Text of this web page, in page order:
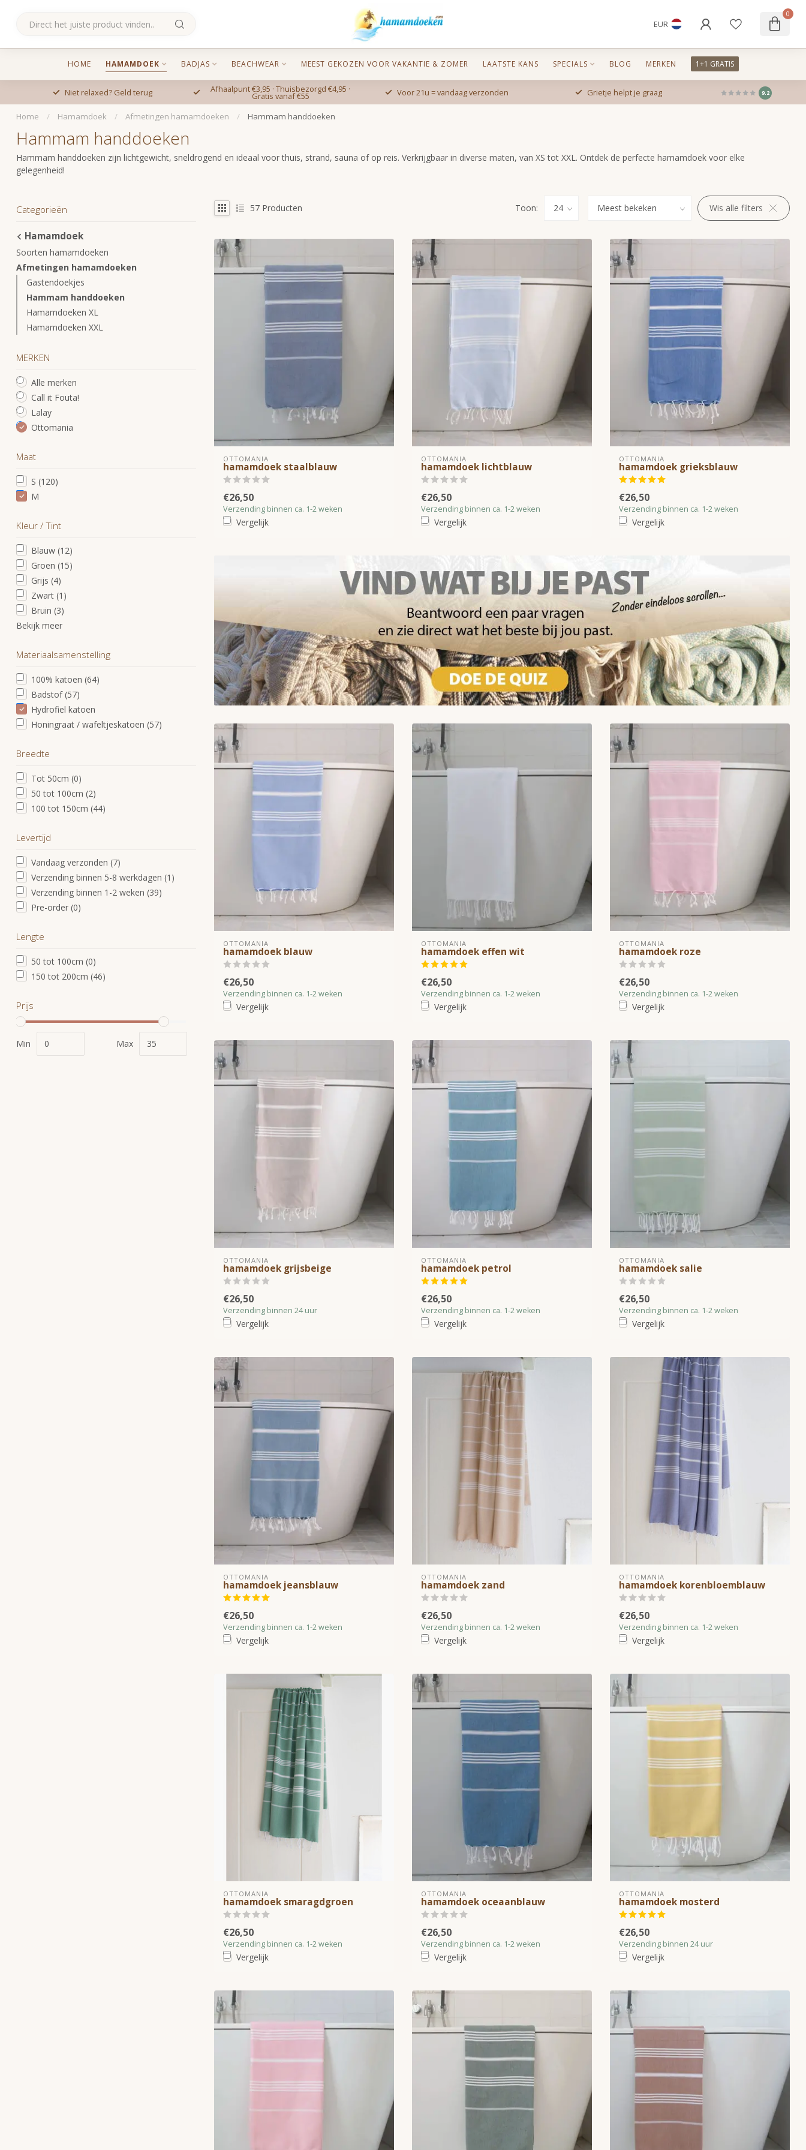
EUR
0
HOME HAMAMDOEK BADJAS BEACHWEAR MEEST GEKOZEN VOOR VAKANTIE & ZOMER LAATSTE KANS SPECIALS BLOG MERKEN 1+1 GRATIS
Niet relaxed? Geld terug Afhaalpunt €3,95 · Thuisbezorgd €4,95 ·
Gratis vanaf €55 Voor 21u = vandaag verzonden Grietje helpt je graag 9.2
Home / Hamamdoek / Afmetingen hamamdoeken / Hammam handdoeken
Hammam handdoeken
Hammam handdoeken zijn lichtgewicht, sneldrogend en ideaal voor thuis, strand, sauna of op reis. Verkrijgbaar in diverse maten, van XS tot XXL. Ontdek de perfecte hamamdoek voor elke
gelegenheid!
Categorieën
Hamamdoek
Soorten hamamdoeken
Afmetingen hamamdoeken
Gastendoekjes
Hammam handdoeken
Hamamdoeken XL
Hamamdoeken XXL
MERKEN
Alle merken
Call it Fouta!
Lalay
Ottomania
Maat
S (120)
M
Kleur / Tint
Blauw (12)
Groen (15)
Grijs (4)
Zwart (1)
Bruin (3)
Bekijk meer
Materiaalsamenstelling
100% katoen (64)
Badstof(57)
Hydrofiel katoen
Honingraat / wafeltjeskatoen (57)
Breedte
Tot 50cm (0)
50 tot 100cm (2)
100 tot 150cm (44)
Levertijd
Vandaag verzonden (7)
Verzending binnen 5-8 werkdagen (1)
Verzending binnen 1-2 weken (39)
Pre-order (0)
Lengte
50 tot 100cm (0)
150 tot 200cm (46)
Prijs
Min Max
57 Producten Toon: Wis alle filters
OTTOMANIA
hamamdoek staalblauw
€26,50
Verzending binnen ca. 1-2 weken
Vergelijk
OTTOMANIA
hamamdoek lichtblauw
€26,50
Verzending binnen ca. 1-2 weken
Vergelijk
OTTOMANIA
hamamdoek grieksblauw
€26,50
Verzending binnen ca. 1-2 weken
Vergelijk
OTTOMANIA
hamamdoek blauw
€26,50
Verzending binnen ca. 1-2 weken
Vergelijk
OTTOMANIA
hamamdoek effen wit
€26,50
Verzending binnen ca. 1-2 weken
Vergelijk
OTTOMANIA
hamamdoek roze
€26,50
Verzending binnen ca. 1-2 weken
Vergelijk
OTTOMANIA
hamamdoek grijsbeige
€26,50
Verzending binnen 24 uur
Vergelijk
OTTOMANIA
hamamdoek petrol
€26,50
Verzending binnen ca. 1-2 weken
Vergelijk
OTTOMANIA
hamamdoek salie
€26,50
Verzending binnen ca. 1-2 weken
Vergelijk
OTTOMANIA
hamamdoek jeansblauw
€26,50
Verzending binnen ca. 1-2 weken
Vergelijk
OTTOMANIA
hamamdoek zand
€26,50
Verzending binnen ca. 1-2 weken
Vergelijk
OTTOMANIA
hamamdoek korenbloemblauw
€26,50
Verzending binnen ca. 1-2 weken
Vergelijk
OTTOMANIA
hamamdoek smaragdgroen
€26,50
Verzending binnen ca. 1-2 weken
Vergelijk
OTTOMANIA
hamamdoek oceaanblauw
€26,50
Verzending binnen ca. 1-2 weken
Vergelijk
OTTOMANIA
hamamdoek mosterd
€26,50
Verzending binnen 24 uur
Vergelijk